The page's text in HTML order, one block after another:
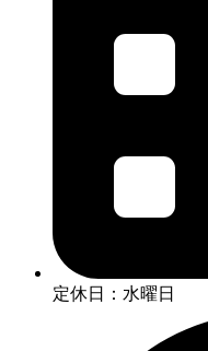
定休日：水曜日